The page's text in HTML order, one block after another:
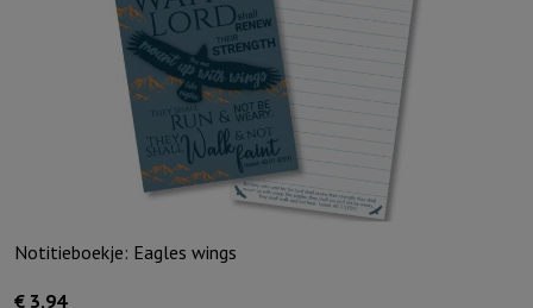
Notitieboekje: Eagles wings
€ 3,94